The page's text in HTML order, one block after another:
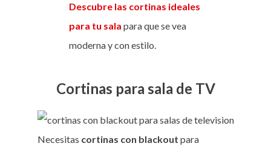
Descubre las cortinas ideales
para tu sala para que se vea
moderna y con estilo.
Cortinas para sala de TV
Necesitas cortinas con blackout para